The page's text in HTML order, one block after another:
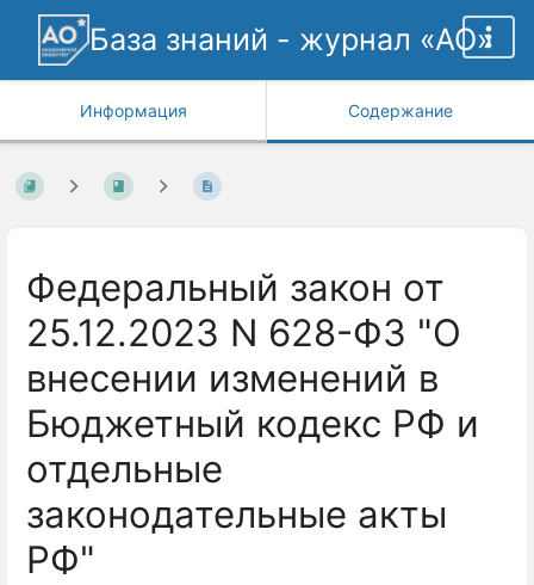
База знаний - журнал «АО»
Информация Содержание
Федеральный закон от
25.12.2023 N 628-ФЗ "О
внесении изменений в
Бюджетный кодекс РФ и
отдельные
законодательные акты
РФ"